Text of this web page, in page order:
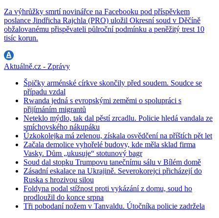
Za výhrůžky smrtí novinářce na Facebooku pod příspěvkem
poslance Jindřicha Rajchla (PRO) uložil Okresní soud v Děčíně
obžalovanému přispěvateli půlroční podmínku a peněžitý trest 10
tisíc korun.
Aktuálně.cz - Zprávy
Špičky arménské církve skončily před soudem. Soudce se
případu vzdal
Rwanda jedná s evropskými zeměmi o spolupráci s
přijímáním migrantů
Neteklo mýdlo, tak dal pěstí zrcadlu. Policie hledá vandala ze
smíchovského nákupáku
Úzkokolejka má zelenou, získala osvědčení na příštích pět let
Začala demolice vyhořelé budovy, kde měla sklad firma
Vasky. Dům „ukusuje“ stotunový bagr
Soud dal stopku Trumpovu tanečnímu sálu v Bílém domě
Zásadní eskalace na Ukrajině. Severokorejci přicházejí do
Ruska s hrozivou silou
Foldyna podal stížnost proti vykázání z domu, soud ho
prodloužil do konce srpna
Tři pobodaní nožem v Tanvaldu. Útočníka policie zadržela